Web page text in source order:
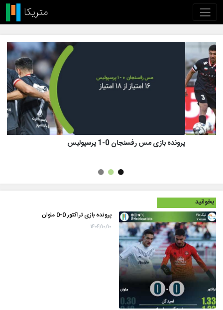
پرونده بازی تراکتور 1 (8)-(7) 1 پرسپولیس
بخوانید
پرونده بازی تراکتور 0-0 ملوان
۱۴۰۴/۱۰/۱۰